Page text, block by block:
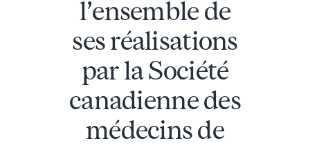
l’ensemble de
ses réalisations
par la Société
canadienne des
médecins de